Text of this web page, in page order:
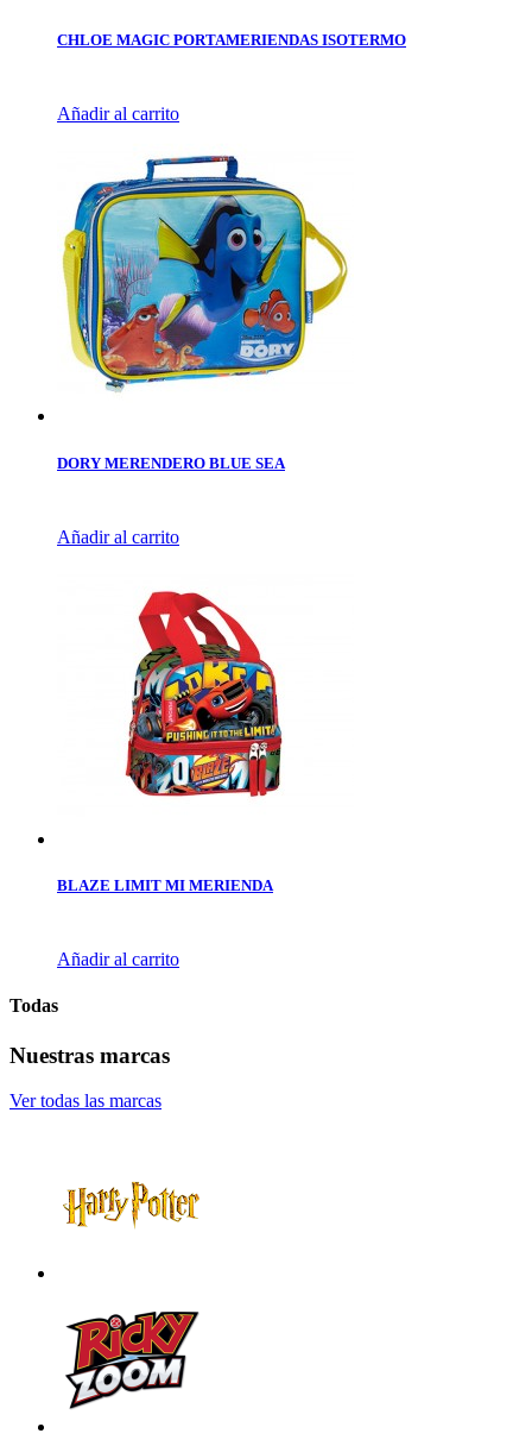
CHLOE MAGIC PORTAMERIENDAS ISOTERMO
Añadir al carrito
DORY MERENDERO BLUE SEA
Añadir al carrito
BLAZE LIMIT MI MERIENDA
Añadir al carrito
Todas
Nuestras marcas
Ver todas las marcas